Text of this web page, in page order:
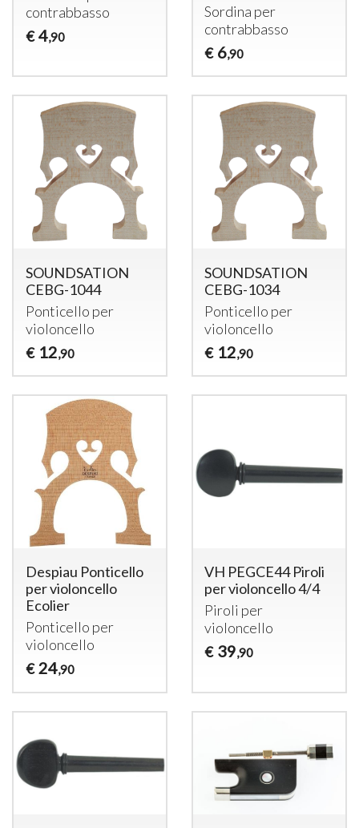
contrabbasso
€ 4,90
Sordina per
contrabbasso
€ 6,90
SOUNDSATION
CEBG-1044
Ponticello per
violoncello
€ 12,90
SOUNDSATION
CEBG-1034
Ponticello per
violoncello
€ 12,90
Despiau Ponticello
per violoncello
Ecolier
Ponticello per
violoncello
€ 24,90
VH PEGCE44 Piroli
per violoncello 4/4
Piroli per
violoncello
€ 39,90